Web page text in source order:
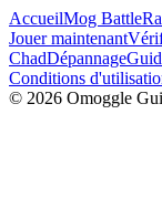
AccueilMog Battle
Jouer maintenant
ChadDépannage
Conditions
© 2026 Omoggle